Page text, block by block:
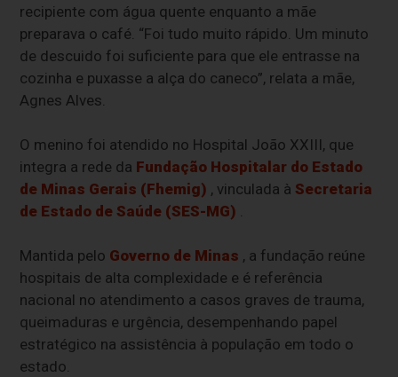
recipiente com água quente enquanto a mãe
preparava o café. “Foi tudo muito rápido. Um minuto
de descuido foi suficiente para que ele entrasse na
cozinha e puxasse a alça do caneco”, relata a mãe,
Agnes Alves.
O menino foi atendido no Hospital João XXIII, que
integra a rede da Fundação Hospitalar do Estado
de Minas Gerais (Fhemig) , vinculada à Secretaria
de Estado de Saúde (SES-MG) .
Mantida pelo Governo de Minas , a fundação reúne
hospitais de alta complexidade e é referência
nacional no atendimento a casos graves de trauma,
queimaduras e urgência, desempenhando papel
estratégico na assistência à população em todo o
estado.